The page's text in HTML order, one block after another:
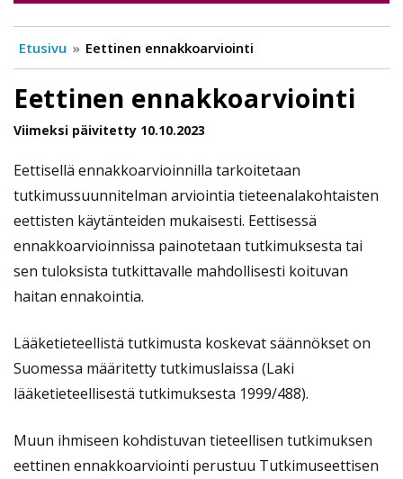
Etusivu Eettinen ennakkoarviointi
Eettinen ennakkoarviointi
Viimeksi päivitetty 10.10.2023
Eettisellä ennakkoarvioinnilla tarkoitetaan
tutkimussuunnitelman arviointia tieteenalakohtaisten
eettisten käytänteiden mukaisesti. Eettisessä
ennakkoarvioinnissa painotetaan tutkimuksesta tai
sen tuloksista tutkittavalle mahdollisesti koituvan
haitan ennakointia.
Lääketieteellistä tutkimusta koskevat säännökset on
Suomessa määritetty tutkimuslaissa (Laki
lääketieteellisestä tutkimuksesta 1999/488).
Muun ihmiseen kohdistuvan tieteellisen tutkimuksen
eettinen ennakkoarviointi perustuu Tutkimuseettisen